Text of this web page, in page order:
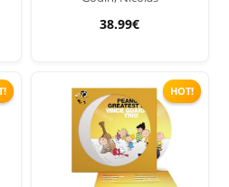
38.99€
HOT!